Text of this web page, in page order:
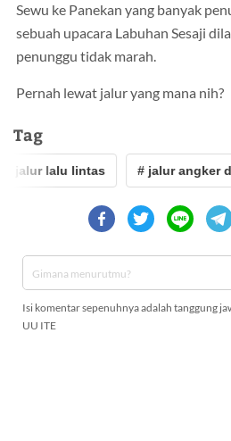
Sewu ke Panekan yang banyak
sebuah upacara Labuhan Sesaji
penunggu tidak marah.
Pernah lewat jalur yang mana nih?
Tag
jalur lalu lintas # jalur angker
Isi komentar sepenuhnya adalah tanggung
UU ITE